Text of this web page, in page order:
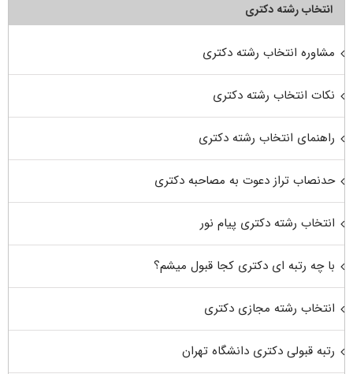
انتخاب رشته دکتری
مشاوره انتخاب رشته دکتری
نکات انتخاب رشته دکتری
راهنمای انتخاب رشته دکتری
حدنصاب تراز دعوت به مصاحبه دکتری
انتخاب رشته دکتری پیام نور
با چه رتبه ای دکتری کجا قبول میشم؟
انتخاب رشته مجازی دکتری
رتبه قبولی دکتری دانشگاه تهران